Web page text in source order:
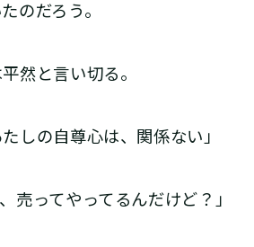
のだろう。
然と言い切る。
しの自尊心は、関係ない」
売ってやってるんだけど？」